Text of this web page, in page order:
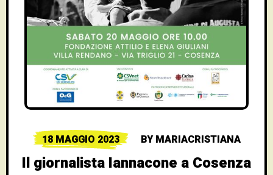
18 MAGGIO 2023 BYMARIACRISTIANA
Il giornalista Iannacone a Cosenza